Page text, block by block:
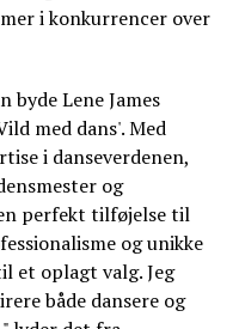
i konkurrencer over
byde Lene James
med dans'. Med
i danseverdenen,
og
perfekt tilføjelse til
og unikke
et oplagt valg. Jeg
både dansere og